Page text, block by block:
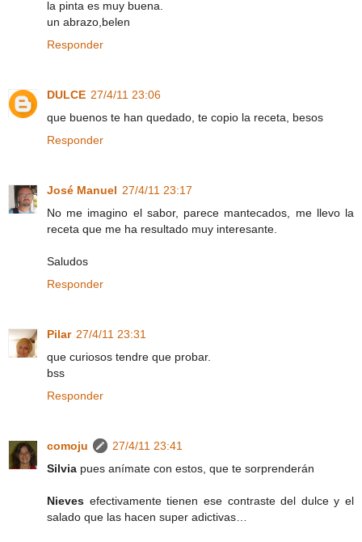
la pinta es muy buena.
un abrazo,belen
Responder
DULCE 27/4/11 23:06
que buenos te han quedado, te copio la receta, besos
Responder
José Manuel 27/4/11 23:17
No me imagino el sabor, parece mantecados, me llevo la
receta que me ha resultado muy interesante.
Saludos
Responder
Pilar 27/4/11 23:31
que curiosos tendre que probar.
bss
Responder
comoju
27/4/11 23:41
Silvia pues anímate con estos, que te sorprenderán
Nieves efectivamente tienen ese contraste del dulce y el
salado que las hacen super adictivas…